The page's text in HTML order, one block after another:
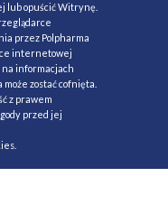
lub opuścić Witrynę.
przez Polpharma
internetowej
informacjach
zostać cofnięta.
z prawem
przed jej
.